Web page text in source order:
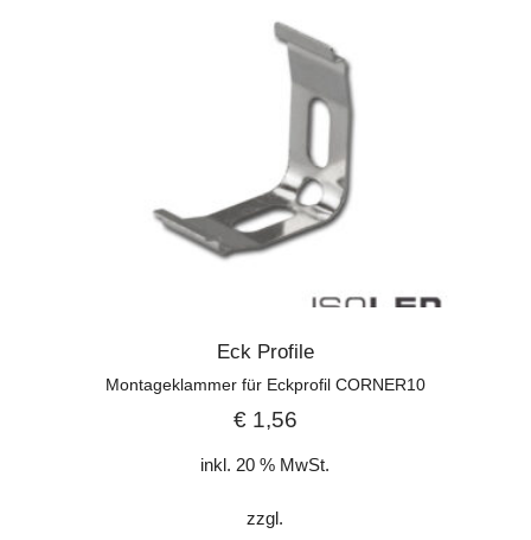
Eck Profile
Montageklammer für Eckprofil CORNER10
€1,56
inkl. 20 % MwSt.
zzgl.